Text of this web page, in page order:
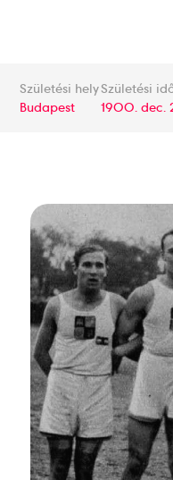
Születési hely
Budapest
Születési
1900. dec.